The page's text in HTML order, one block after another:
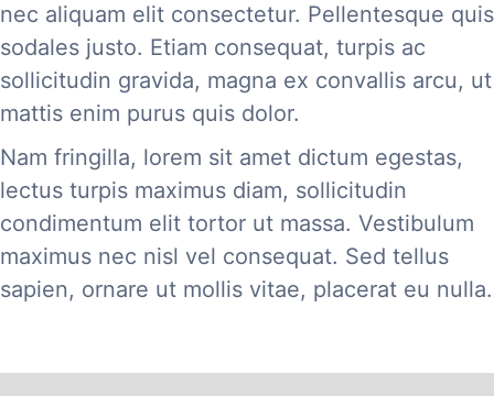
nec aliquam elit consectetur. Pellentesque quis
sodales justo. Etiam consequat, turpis ac
sollicitudin gravida, magna ex convallis arcu, ut
mattis enim purus quis dolor.
Nam fringilla, lorem sit amet dictum egestas,
lectus turpis maximus diam, sollicitudin
condimentum elit tortor ut massa. Vestibulum
maximus nec nisl vel consequat. Sed tellus
sapien, ornare ut mollis vitae, placerat eu nulla.